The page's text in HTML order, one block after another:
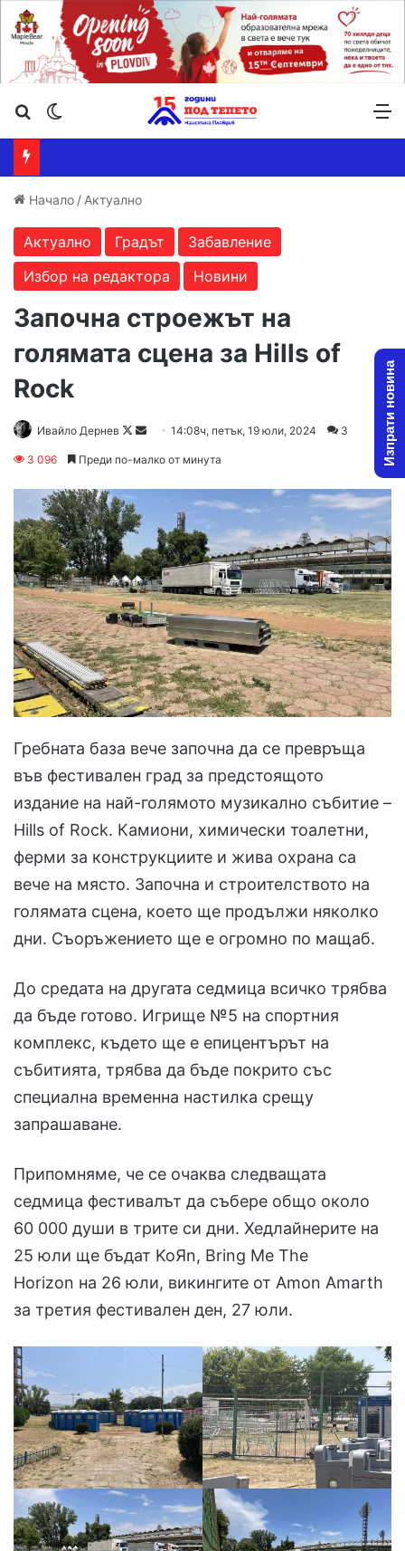
Търсене ...
Начало / Актуално
Актуално Градът
Забавление
Избор на редактора
Новини
Започна строежът на
голямата сцена за Hills of
Rock
Ивайло Дернев
Follow
Send14:08ч, петък, 19 юли, 2024 3
3 096 Преди по-малко от минута
Гребната база вече започна да се превръща
във фестивален град за предстоящото
издание на най-голямото музикално събитие –
Hills of Rock. Камиони, химически тоалетни,
ферми за конструкциите и жива охрана са
вече на място. Започна и строителството на
голямата сцена, което ще продължи няколко
дни. Съоръжението ще е огромно по мащаб.
До средата на другата седмица всичко трябва
да бъде готово. Игрище №5 на спортния
комплекс, където ще е епицентърът на
събитията, трябва да бъде покрито със
специална временна настилка срещу
запрашаване.
Припомняме, че се очаква следващата
седмица фестивалът да събере общо около
60 000 души в трите си дни. Хедлайнерите на
25 юли ще бъдат KoЯn, Bring Me The
Horizon на 26 юли, викингите от Amon Amarth
за третия фестивален ден, 27 юли.
Изпрати новина